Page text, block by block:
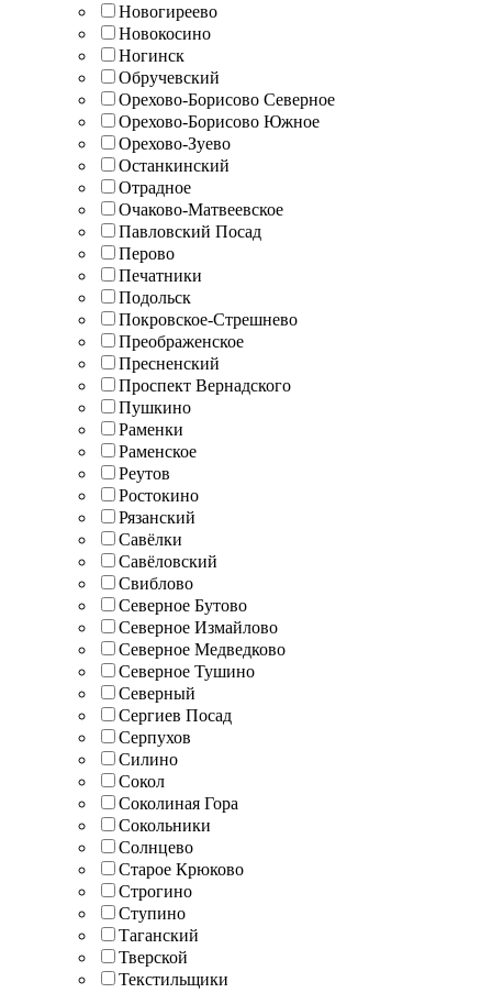
Новогиреево
Новокосино
Ногинск
Обручевский
Орехово-Борисово Северное
Орехово-Борисово Южное
Орехово-Зуево
Останкинский
Отрадное
Очаково-Матвеевское
Павловский Посад
Перово
Печатники
Подольск
Покровское-Стрешнево
Преображенское
Пресненский
Проспект Вернадского
Пушкино
Раменки
Раменское
Реутов
Ростокино
Рязанский
Савёлки
Савёловский
Свиблово
Северное Бутово
Северное Измайлово
Северное Медведково
Северное Тушино
Северный
Сергиев Посад
Серпухов
Силино
Сокол
Соколиная Гора
Сокольники
Солнцево
Старое Крюково
Строгино
Ступино
Таганский
Тверской
Текстильщики